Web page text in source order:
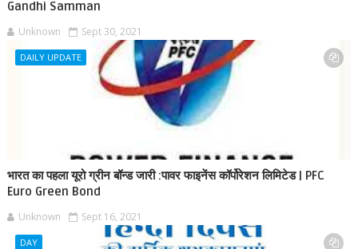
Gandhi Samman
Unknown Sept 30, 2021
DAILY UPDATE
भारत का पहला यूरो ग्रीन बॉन्ड जारी :पावर फाइनेंस कॉर्पोरेशन लिमिटेड | PFC
Euro Green Bond
Unknown Sept 16, 2021
DAY